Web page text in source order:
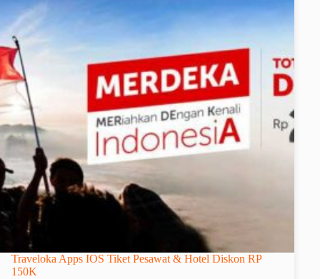
Traveloka Apps IOS Tiket Pesawat & Hotel Diskon RP
150K